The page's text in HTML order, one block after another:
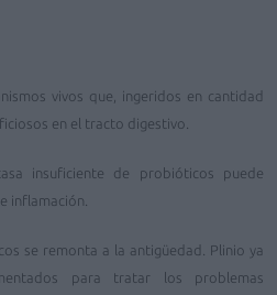
vivos que, ingeridos en cantidad
en el tracto digestivo.
insuficiente de probióticos puede
inflamación.
se remonta a la antigüedad. Plinio ya
para tratar los problemas